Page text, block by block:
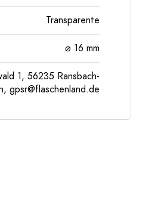
Transparente
⌀ 16 mm
1, 56235 Ransbach-
gpsr@flaschenland.de